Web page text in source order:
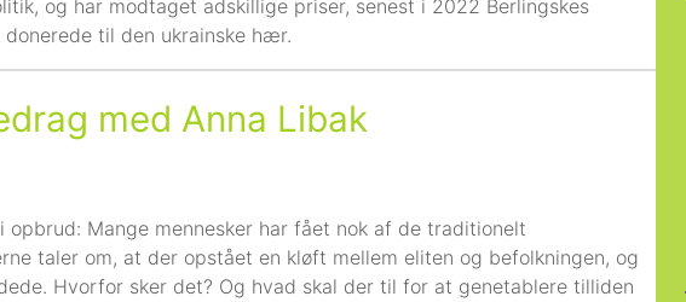
og har modtaget adskillige priser, senest i 2022 Berlingskes
til den ukrainske hær.
med Anna Libak
opbrud: Mange mennesker har fået nok af de traditionelt
taler om, at der opstået en kløft mellem eliten og befolkningen, og
Hvorfor sker det? Og hvad skal der til for at genetablere tilliden